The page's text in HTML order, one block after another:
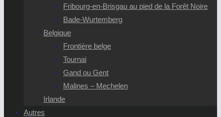
Fribourg-en-Brisgau au pied de la Forêt Noire
Bade-Wurtemberg
Belgique
Frontière belge
Tournai
Gand ou Gent
Malines – Mechelen
Irlande
Autres